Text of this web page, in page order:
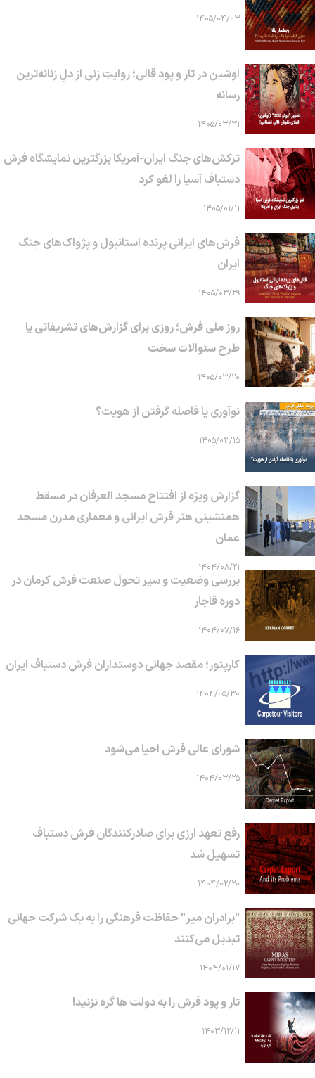
۱۴۰۵/۰۴/۰۳
اوشین در تار و پود قالی؛ روایتِ زنی از دلِ زنانه‌ترین
رسانه
۱۴۰۵/۰۳/۳۱
ترکش‌های جنگ ایران-آمریکا بزرگترین نمایشگاه فرش
دستباف آسیا را لغو کرد
۱۴۰۵/۰۱/۱۱
فرش‌های ایرانی پرنده استانبول و پژواک‌های جنگ
ایران
۱۴۰۵/۰۳/۲۹
روز ملی فرش؛ روزی برای گزارش‌های تشریفاتی یا
طرح سئوالات سخت
۱۴۰۵/۰۳/۲۰
نوآوری یا فاصله گرفتن از هویت؟
۱۴۰۵/۰۳/۱۵
گزارش ویژه از افتتاح مسجد العرفان در مسقط
همنشینی هنر فرش ایرانی و معماری مدرن مسجد
عمان
۱۴۰۴/۰۸/۲۱
بررسی وضعیت و سیر تحول صنعت فرش کرمان در
دوره قاجار
۱۴۰۴/۰۷/۱۶
کارپتور؛ مقصد جهانی دوستداران فرش دستباف ایران
۱۴۰۴/۰۵/۳۰
شورای عالی فرش احیا می‌شود
۱۴۰۴/۰۳/۲۵
رفع تعهد ارزی برای صادرکنندگان فرش دستباف
تسهیل شد
۱۴۰۴/۰۲/۲۰
"برادران میر" حفاظت فرهنگی را به یک شرکت جهانی
تبدیل می‌کنند
۱۴۰۴/۰۱/۱۷
تار و پود فرش را به دولت ها گره نزنید!
۱۴۰۳/۱۲/۱۱